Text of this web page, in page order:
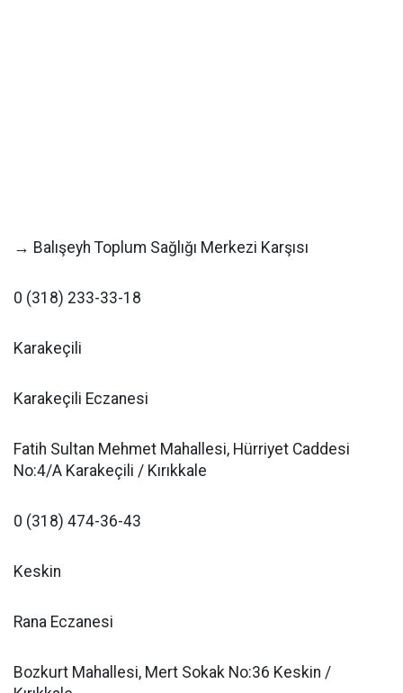
→ Balışeyh Toplum Sağlığı Merkezi Karşısı
0 (318) 233-33-18
Karakeçili
Karakeçili Eczanesi
Fatih Sultan Mehmet Mahallesi, Hürriyet Caddesi
No:4/A Karakeçili / Kırıkkale
0 (318) 474-36-43
Keskin
Rana Eczanesi
Bozkurt Mahallesi, Mert Sokak No:36 Keskin /